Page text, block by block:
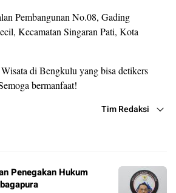
Pembangunan No.08, Gading
Kecamatan Singaran Pati, Kota
di Bengkulu yang bisa detikers
bermanfaat!
Tim Redaksi
Penegakan Hukum